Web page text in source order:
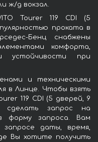
ж/д вокзал.
Tourer 119 CDI (5
проката в
Бенц снабжены
комфорта,
устойчивости при
и техническими
в Линце. Чтобы взять
119 CDI (5 дверей, 9
запрос на
форму запроса. Вам
даты, время,
Вы хотите получить